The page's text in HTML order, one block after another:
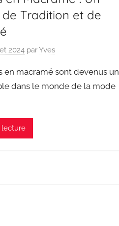
Tradition et de
2024 parYves
en macramé sont devenus un
dans le monde de la mode
lecture